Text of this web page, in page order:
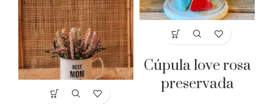
Cúpula love rosa
preservada